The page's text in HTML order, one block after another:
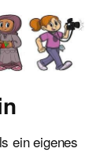
ein eigenes